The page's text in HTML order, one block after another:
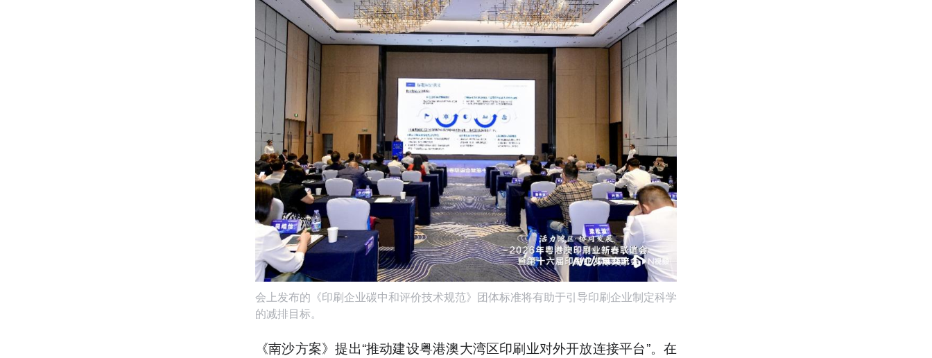
会上发布的《印刷企业碳中和评价技术规范》团体标准将有助于引导印刷企业制定科学
的减排目标。
《南沙方案》提出“推动建设粤港澳大湾区印刷业对外开放连接平台”。在